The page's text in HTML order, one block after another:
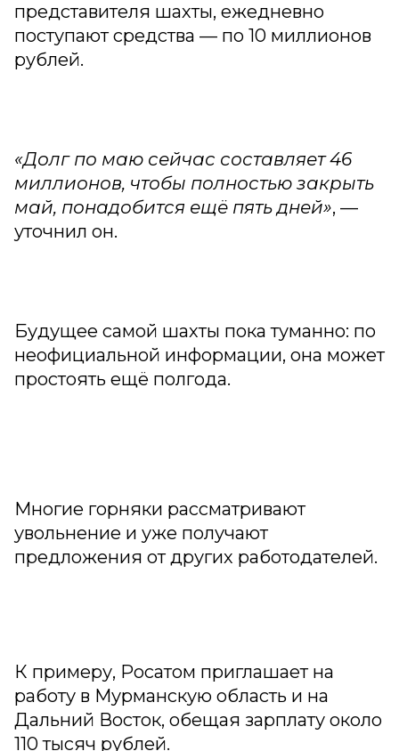
представителя шахты, ежедневно
поступают средства — по 10 миллионов
рублей.
«Долг по маю сейчас составляет 46
миллионов, чтобы полностью закрыть
май, понадобится ещё пять дней», —
уточнил он.
Будущее самой шахты пока туманно: по
неофициальной информации, она может
простоять ещё полгода.
Многие горняки рассматривают
увольнение и уже получают
предложения от других работодателей.
К примеру, Росатом приглашает на
работу в Мурманскую область и на
Дальний Восток, обещая зарплату около
110 тысяч рублей.